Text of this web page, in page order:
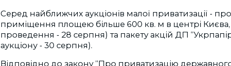
Серед найближчих аукціонів малої приватизації -
приміщення площею більше 600 кв. м в центрі Києва,
проведення - 28 серпня) та пакету акцій ДП
аукціону - 30 серпня).
Відповідно до закону “Про приватизацію